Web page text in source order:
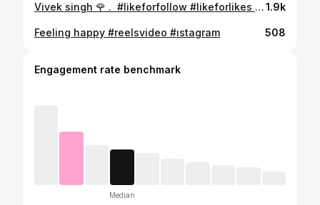
Vivek singh 🌹 . #likeforfollow #likeforlikes #gaintrain #gaintrick #sdvtodos #sdv #gainwithcarlz #gainwithmchina #gainparty #followtrain #chuvadelikes#baghieworld #100likes#kerala #india #malayalam #mallu #kochi #photography #love #keralagram #instagram #godsowncountry #gainwithbaghie#malayali #keralatourism#garrybruh #keralagodsowncountry #kozhikode #sonurajputsr😍😍😍😍😍😍1.9k
Feeling happy #reelsvideo #ıstagram 508
Engagement rate benchmark
Median